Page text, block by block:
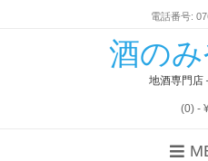
電話番号:
酒の
地酒専門店
(0)-